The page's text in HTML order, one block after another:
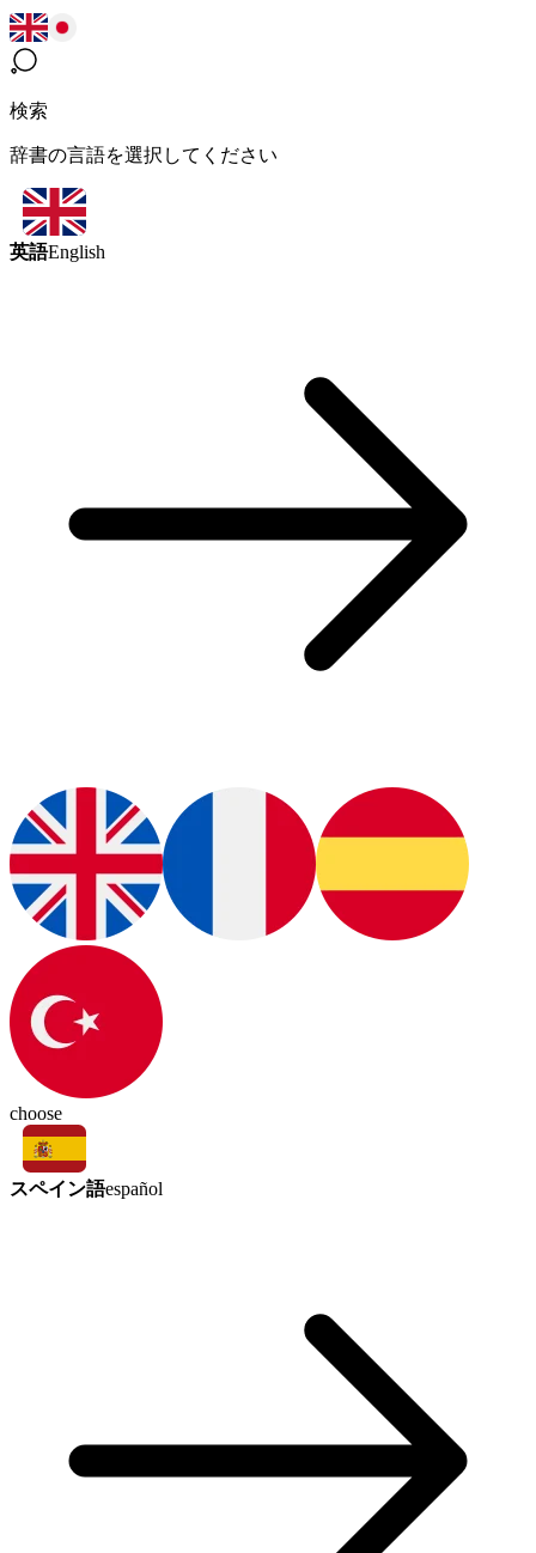
検索
辞書の言語を選択してください
英語English
choose
スペイン語español